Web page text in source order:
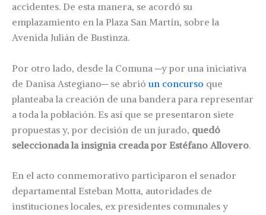
accidentes. De esta manera, se acordó su
emplazamiento en la Plaza San Martín, sobre la
Avenida Julián de Bustinza.
Por otro lado, desde la Comuna ─y por una iniciativa
de Danisa Astegiano─ se abrió un concurso que
planteaba la creación de una bandera para representar
a toda la población. Es así que se presentaron siete
propuestas y, por decisión de un jurado, quedó
seleccionada la insignia creada por Estéfano Allovero.
En el acto conmemorativo participaron el senador
departamental Esteban Motta, autoridades de
instituciones locales, ex presidentes comunales y